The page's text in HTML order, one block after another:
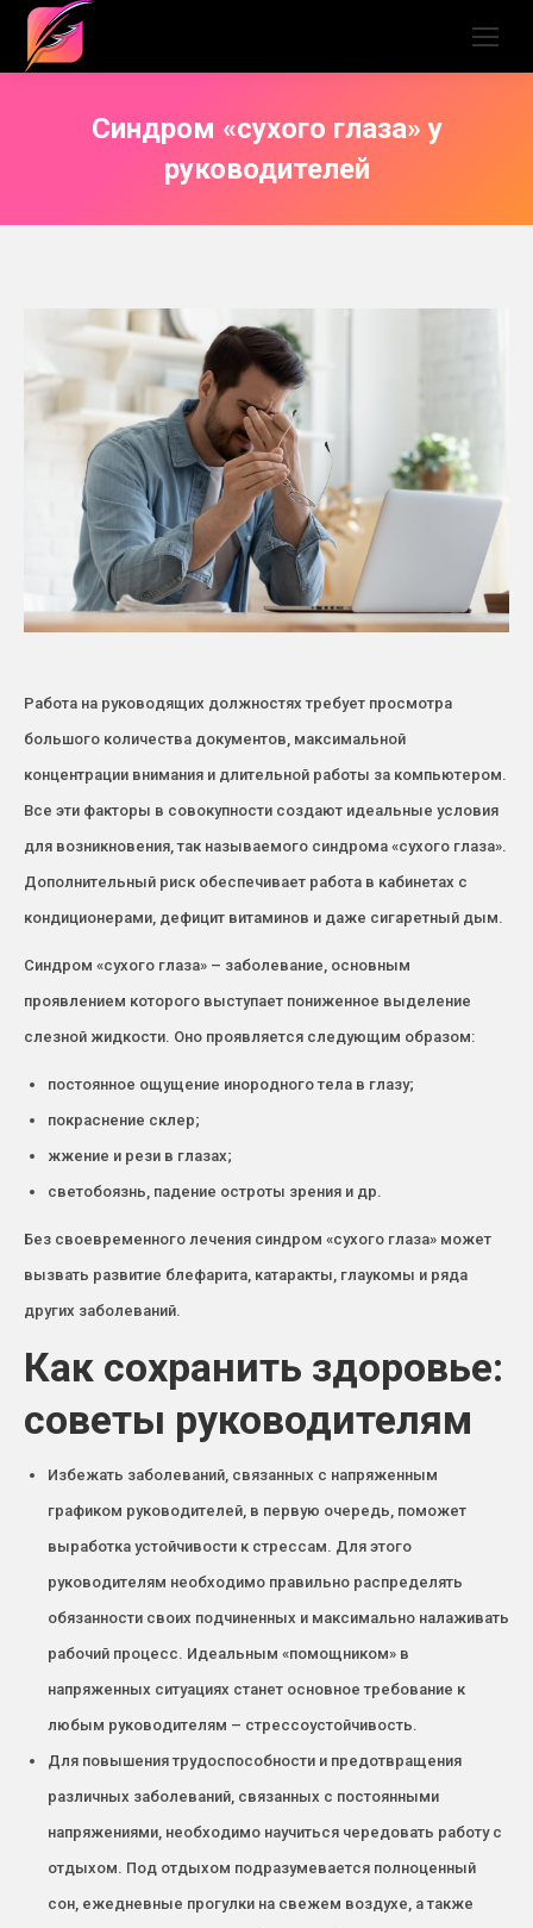
Синдром «сухого глаза» у
руководителей
Работа на руководящих должностях требует просмотра
большого количества документов, максимальной
концентрации внимания и длительной работы за компьютером.
Все эти факторы в совокупности создают идеальные условия
для возникновения, так называемого синдрома «сухого глаза».
Дополнительный риск обеспечивает работа в кабинетах с
кондиционерами, дефицит витаминов и даже сигаретный дым.
Синдром «сухого глаза» – заболевание, основным
проявлением которого выступает пониженное выделение
слезной жидкости. Оно проявляется следующим образом:
постоянное ощущение инородного тела в глазу;
покраснение склер;
жжение и рези в глазах;
светобоязнь, падение остроты зрения и др.
Без своевременного лечения синдром «сухого глаза» может
вызвать развитие блефарита, катаракты, глаукомы и ряда
других заболеваний.
Как сохранить здоровье:
советы руководителям
Избежать заболеваний, связанных с напряженным
графиком руководителей, в первую очередь, поможет
выработка устойчивости к стрессам. Для этого
руководителям необходимо правильно распределять
обязанности своих подчиненных и максимально налаживать
рабочий процесс. Идеальным «помощником» в
напряженных ситуациях станет основное требование к
любым руководителям – стрессоустойчивость.
Для повышения трудоспособности и предотвращения
различных заболеваний, связанных с постоянными
напряжениями, необходимо научиться чередовать работу с
отдыхом. Под отдыхом подразумевается полноценный
сон, ежедневные прогулки на свежем воздухе, а также